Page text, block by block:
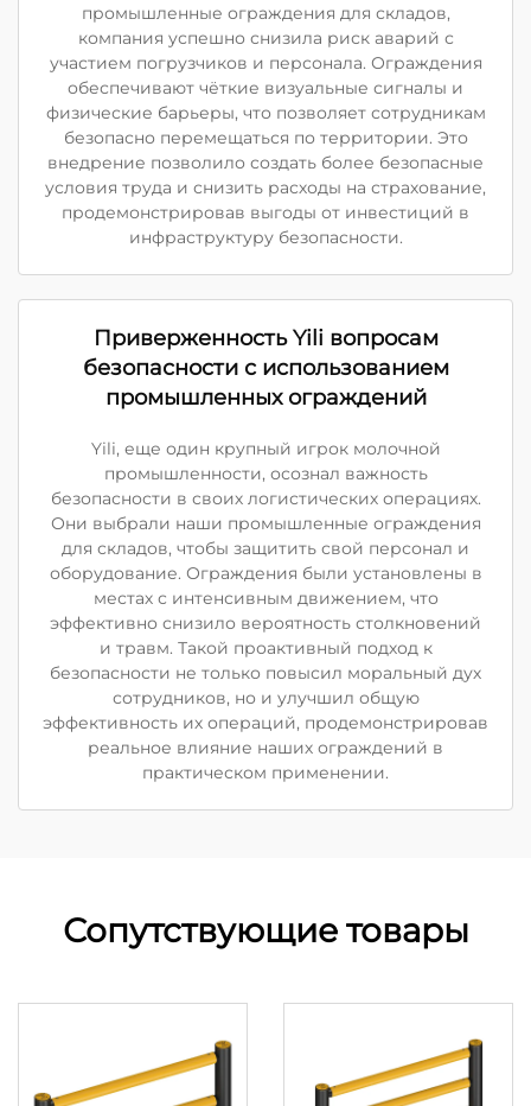
промышленные ограждения для складов,
компания успешно снизила риск аварий с
участием погрузчиков и персонала. Ограждения
обеспечивают чёткие визуальные сигналы и
физические барьеры, что позволяет сотрудникам
безопасно перемещаться по территории. Это
внедрение позволило создать более безопасные
условия труда и снизить расходы на страхование,
продемонстрировав выгоды от инвестиций в
инфраструктуру безопасности.
Приверженность Yili вопросам
безопасности с использованием
промышленных ограждений
Yili, еще один крупный игрок молочной
промышленности, осознал важность
безопасности в своих логистических операциях.
Они выбрали наши промышленные ограждения
для складов, чтобы защитить свой персонал и
оборудование. Ограждения были установлены в
местах с интенсивным движением, что
эффективно снизило вероятность столкновений
и травм. Такой проактивный подход к
безопасности не только повысил моральный дух
сотрудников, но и улучшил общую
эффективность их операций, продемонстрировав
реальное влияние наших ограждений в
практическом применении.
Сопутствующие товары